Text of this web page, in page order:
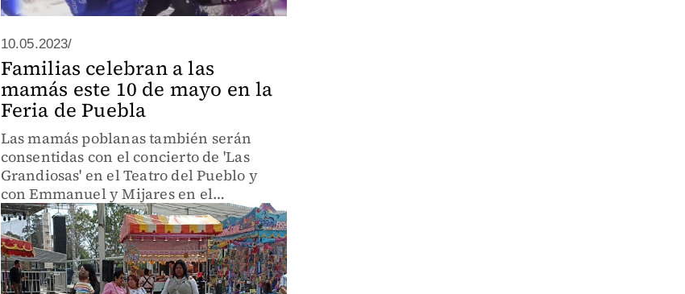
10.05.2023/
Familias celebran a las
mamás este 10 de mayo en la
Feria de Puebla
Las mamás poblanas también serán
consentidas con el concierto de 'Las
Grandiosas' en el Teatro del Pueblo y
con Emmanuel y Mijares en el
Palenque.